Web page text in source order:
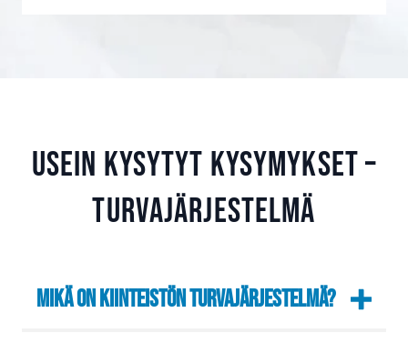
Usein kysytyt kysymykset –
Turvajärjestelmä
Mikä on kiinteistön turvajärjestelmä?